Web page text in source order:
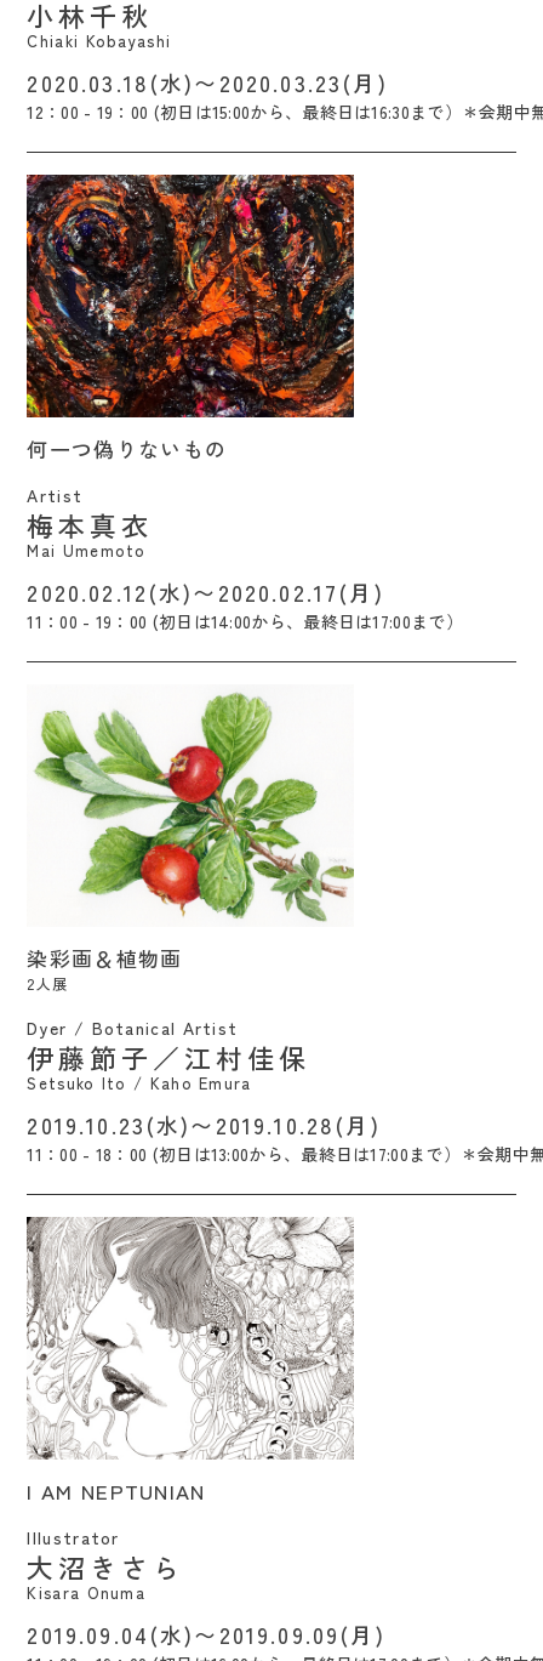
小林千秋
Chiaki Kobayashi
2020.03.18(水)〜2020.03.23(月)
12：00 - 19：00 (初日は15:00から、最終日は16:30まで）＊会期中
何一つ偽りないもの
Artist
梅本真衣
Mai Umemoto
2020.02.12(水)〜2020.02.17(月)
11：00 - 19：00 (初日は14:00から、最終日は17:00まで）
Emura
染彩画＆植物画
2人展
Dyer / Botanical Artist
伊藤節子／江村佳保
Setsuko Ito / Kaho Emura
2019.10.23(水)〜2019.10.28(月)
11：00 - 18：00 (初日は13:00から、最終日は17:00まで）＊会期中
I AM NEPTUNIAN
Illustrator
大沼きさら
Kisara Onuma
2019.09.04(水)〜2019.09.09(月)